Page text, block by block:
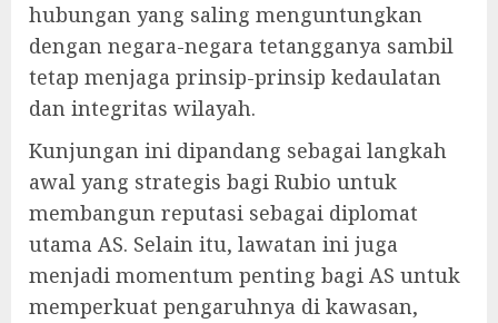
hubungan yang saling menguntungkan
dengan negara-negara tetangganya sambil
tetap menjaga prinsip-prinsip kedaulatan
dan integritas wilayah.
Kunjungan ini dipandang sebagai langkah
awal yang strategis bagi Rubio untuk
membangun reputasi sebagai diplomat
utama AS. Selain itu, lawatan ini juga
menjadi momentum penting bagi AS untuk
memperkuat pengaruhnya di kawasan,